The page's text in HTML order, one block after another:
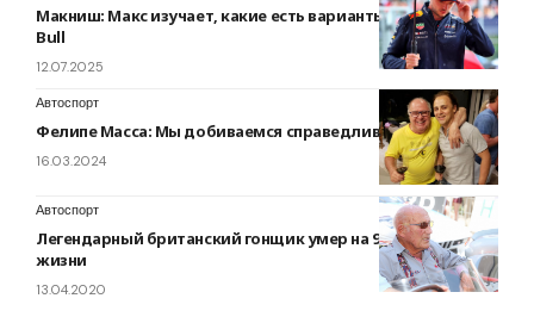
Макниш: Макс изучает, какие есть варианты, кроме Red
Bull
12.07.2025
Автоспорт
Фелипе Масса: Мы добиваемся справедливости
16.03.2024
Автоспорт
Легендарный британский гонщик умер на 90-м году
жизни
13.04.2020